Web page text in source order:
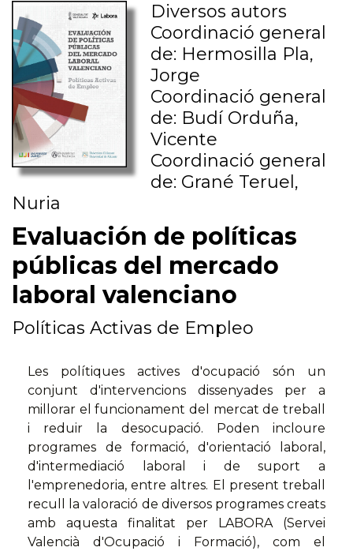
Diversos autors
Coordinació general
de: Hermosilla Pla,
Jorge
Coordinació general
de: Budí Orduña,
Vicente
Coordinació general
de: Grané Teruel,
Nuria
Evaluación de políticas
públicas del mercado
laboral valenciano
Políticas Activas de Empleo
Les polítiques actives d'ocupació són un
conjunt d'intervencions dissenyades per a
millorar el funcionament del mercat de treball
i reduir la desocupació. Poden incloure
programes de formació, d'orientació laboral,
d'intermediació laboral i de suport a
l'emprenedoria, entre altres. El present treball
recull la valoració de diversos programes creats
amb aquesta finalitat per LABORA (Servei
Valencià d'Ocupació i Formació), com el